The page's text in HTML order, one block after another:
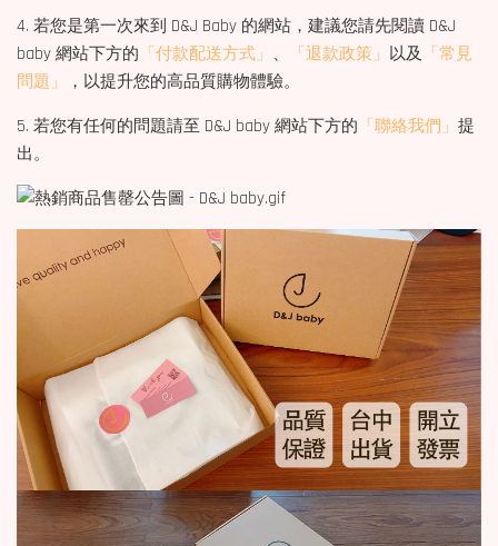
4. 若您是第一次來到 D&J Baby 的網站，建議您請先閱讀 D&J
baby 網站下方的 「付款配送方式」 、 「退款政策」 以及 「常見
問題」
，以提升您的高品質購物體驗。
5. 若您有任何的問題請至 D&J baby 網站下方的 「聯絡我們」 提
出。